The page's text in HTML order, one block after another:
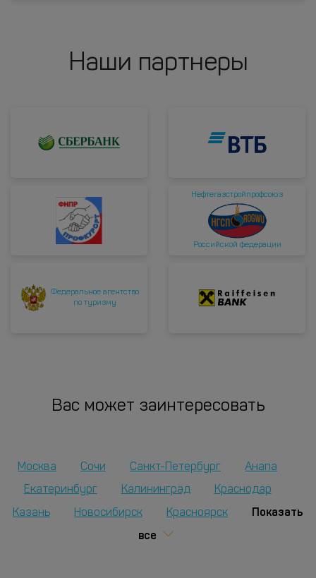
Наши партнеры
Нефтегазстройпрофсоюз
Российской федерации
Федеральное агентство
по туризму
Вас может заинтересовать
Москва Сочи Санкт-Петербург
Анапа
Екатеринбург
Калининград Краснодар
Казань Новосибирск Красноярск
Показать
все